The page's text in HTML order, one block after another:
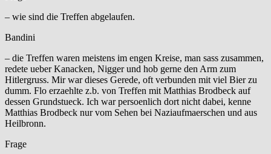
– wie sind die Treffen abgelaufen.
Bandini
– die Treffen waren meistens im engen Kreise, man sass zusammen,
redete ueber Kanacken, Nigger und hob gerne den Arm zum
Hitlergruss. Mir war dieses Gerede, oft verbunden mit viel Bier zu
dumm. Flo erzaehlte z.b. von Treffen mit Matthias Brodbeck auf
dessen Grundstueck. Ich war persoenlich dort nicht dabei, kenne
Matthias Brodbeck nur vom Sehen bei Naziaufmaerschen und aus
Heilbronn.
Frage